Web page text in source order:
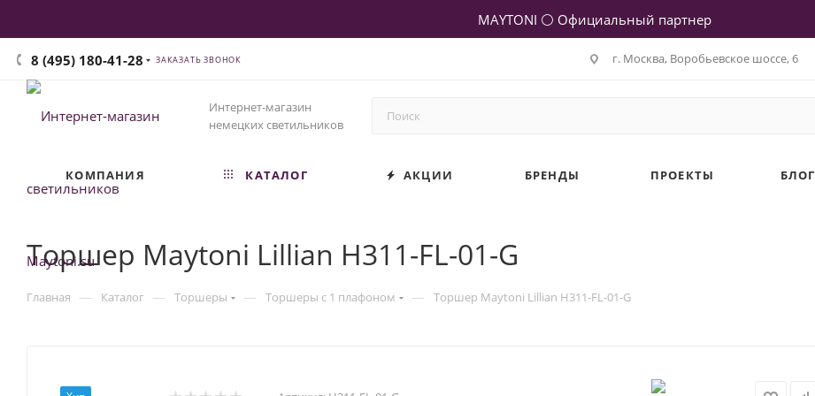
MAYTONI ⚪ Официальный партнер
8 (495) 180-41-28 ЗАКАЗАТЬ ЗВОНОК г. Москва, Воробьевское шоссе, 6
Интернет-магазин
немецких светильников
КОМПАНИЯ КАТАЛОГ АКЦИИ БРЕНДЫ ПРОЕКТЫ БЛОГ
Торшер Maytoni Lillian H311-FL-01-G
Главная — Каталог — Торшеры — Торшеры с 1 плафоном — Торшер Maytoni Lillian H311-FL-01-G